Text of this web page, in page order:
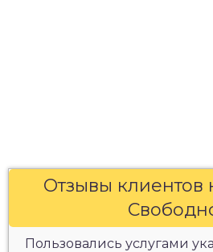
Отзывы клиентов
Пользовались услугами